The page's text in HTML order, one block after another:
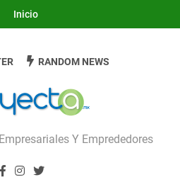
Inicio
Y Emprededores
RANDOM NEWS